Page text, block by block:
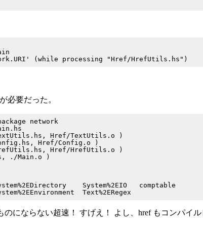
必要だった。
network
Href/TextUtils.o )
Href/Config.o )
Href/HrefUtils.o )
./Main.o )
System%2EIO   comptable
にならない超速！ すげえ！ よし、href もコンパイル